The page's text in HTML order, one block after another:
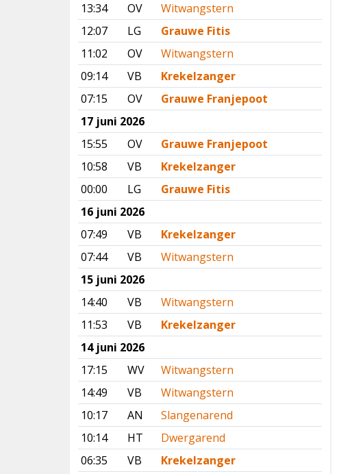
13:34
OV
Witwangstern
12:07
LG
Grauwe Fitis
11:02
OV
Witwangstern
09:14
VB
Krekelzanger
07:15
OV
Grauwe Franjepoot
17 juni 2026
15:55
OV
Grauwe Franjepoot
10:58
VB
Krekelzanger
00:00
LG
Grauwe Fitis
16 juni 2026
07:49
VB
Krekelzanger
07:44
VB
Witwangstern
15 juni 2026
14:40
VB
Witwangstern
11:53
VB
Krekelzanger
14 juni 2026
17:15
WV
Witwangstern
14:49
VB
Witwangstern
10:17
AN
Slangenarend
10:14
HT
Dwergarend
06:35
VB
Krekelzanger